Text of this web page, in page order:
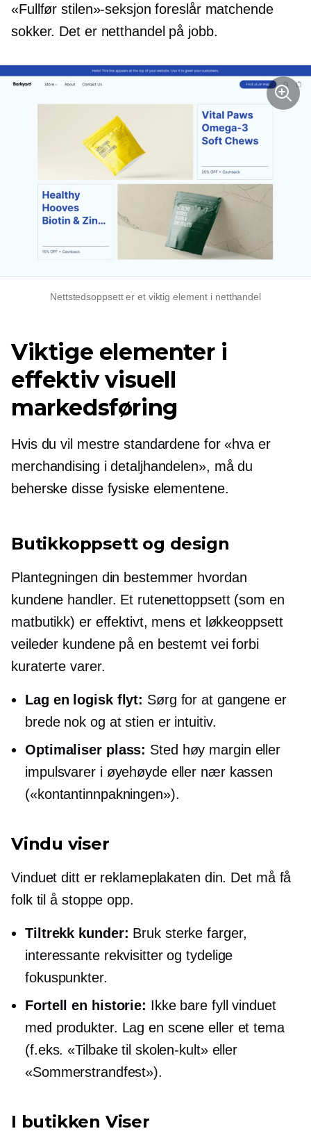
«Fullfør stilen»-seksjon foreslår matchende
sokker. Det er netthandel på jobb.
Nettstedsoppsett er et viktig element i netthandel
Viktige elementer i
effektiv visuell
markedsføring
Hvis du vil mestre standardene for «hva er
merchandising i detaljhandelen», må du
beherske disse fysiske elementene.
Butikkoppsett og design
Plantegningen din bestemmer hvordan
kundene handler. Et rutenettoppsett (som en
matbutikk) er effektivt, mens et løkkeoppsett
veileder kundene på en bestemt vei forbi
kuraterte varer.
Lag en logisk flyt: Sørg for at gangene er
brede nok og at stien er intuitiv.
Optimaliser plass: Sted høy margin eller
impulsvarer i øyehøyde eller nær kassen
(«kontantinnpakningen»).
Vindu viser
Vinduet ditt er reklameplakaten din. Det må få
folk til å stoppe opp.
Tiltrekk kunder: Bruk sterke farger,
interessante rekvisitter og tydelige
fokuspunkter.
Fortell en historie: Ikke bare fyll vinduet
med produkter. Lag en scene eller et tema
(f.eks. «Tilbake til skolen-kult» eller
«Sommerstrandfest»).
I butikken Viser